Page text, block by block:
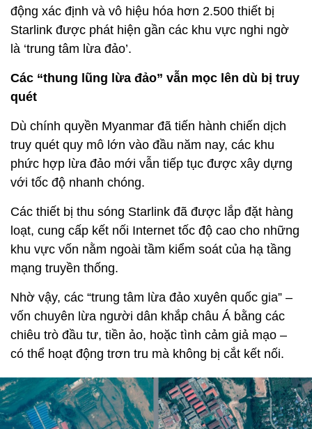
động xác định và vô hiệu hóa hơn 2.500 thiết bị
Starlink được phát hiện gần các khu vực nghi ngờ
là ‘trung tâm lừa đảo’.
Các “thung lũng lừa đảo” vẫn mọc lên dù bị truy
quét
Dù chính quyền Myanmar đã tiến hành chiến dịch
truy quét quy mô lớn vào đầu năm nay, các khu
phức hợp lừa đảo mới vẫn tiếp tục được xây dựng
với tốc độ nhanh chóng.
Các thiết bị thu sóng Starlink đã được lắp đặt hàng
loạt, cung cấp kết nối Internet tốc độ cao cho những
khu vực vốn nằm ngoài tầm kiểm soát của hạ tầng
mạng truyền thống.
Nhờ vậy, các “trung tâm lừa đảo xuyên quốc gia” –
vốn chuyên lừa người dân khắp châu Á bằng các
chiêu trò đầu tư, tiền ảo, hoặc tình cảm giả mạo –
có thể hoạt động trơn tru mà không bị cắt kết nối.